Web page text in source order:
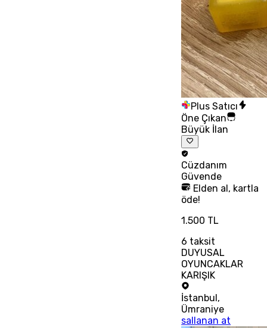
Plus Satıcı
Öne Çıkan
Büyük İlan
Cüzdanım
Güvende
Elden al, kartla
öde!
1.500 TL
6 taksit
DUYUSAL
OYUNCAKLAR
KARIŞIK
İstanbul,
Ümraniye
sallanan at